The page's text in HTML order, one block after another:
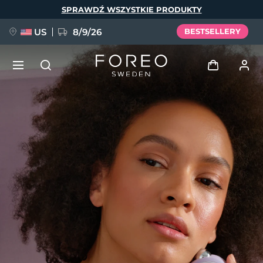
SPRAWDŹ WSZYSTKIE PRODUKTY
US 8/9/26 BESTSELLERY
Zaloguj
Profil użytkownika
Moje urządzenia
Moje zamówienia
Moje adresy
Moje subskrypcje
NOWOŚĆ
FAQ™ Pure Beauty-Tech Elixir
BREAKING NEWS
issa™ Teeth Whitening Set
Język
English Deutsch
Español
Français
Italiano
Português
Polski
Svenska
Русский
Türkçe
简体中文 繁體中文